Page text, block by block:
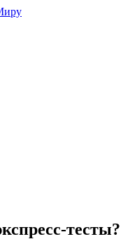
тесты?